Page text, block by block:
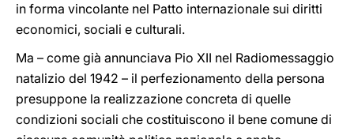
in forma vincolante nel Patto internazionale sui diritti
economici, sociali e culturali.
Ma – come già annunciava Pio XII nel Radiomessaggio
natalizio del 1942 – il perfezionamento della persona
presuppone la realizzazione concreta di quelle
condizioni sociali che costituiscono il bene comune di